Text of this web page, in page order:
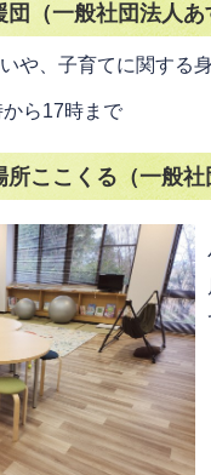
団（一般社団法人
や、子育てに関する
ら17時まで
所ここくる（一般